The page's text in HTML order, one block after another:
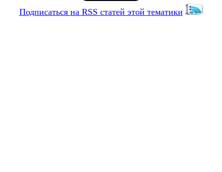
Подписаться на RSS статей этой тематики